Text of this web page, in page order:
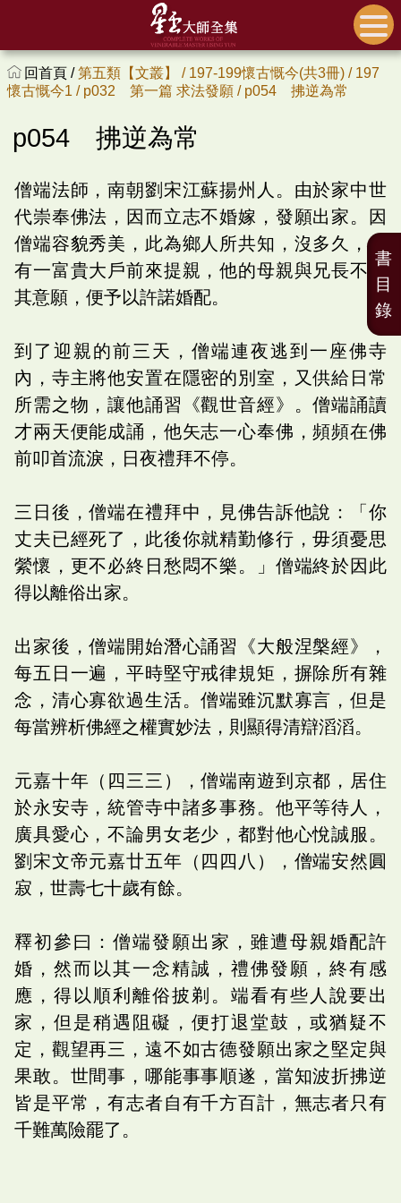
回首頁 /第五類【文叢】 / 197-199懷古慨今(共3冊) / 197
懷古慨今1 / p032 第一篇 求法發願 / p054 拂逆為常
p054 拂逆為常
僧端法師，南朝劉宋江蘇揚州人。由於家中世
代崇奉佛法，因而立志不婚嫁，發願出家。因
僧端容貌秀美，此為鄉人所共知，沒多久，就
有一富貴大戶前來提親，他的母親與兄長不顧
其意願，便予以許諾婚配。
到了迎親的前三天，僧端連夜逃到一座佛寺
內，寺主將他安置在隱密的別室，又供給日常
所需之物，讓他誦習《觀世音經》。僧端誦讀
才兩天便能成誦，他矢志一心奉佛，頻頻在佛
前叩首流淚，日夜禮拜不停。
三日後，僧端在禮拜中，見佛告訴他說：「你
丈夫已經死了，此後你就精勤修行，毋須憂思
縈懷，更不必終日愁悶不樂。」僧端終於因此
得以離俗出家。
出家後，僧端開始潛心誦習《大般涅槃經》，
每五日一遍，平時堅守戒律規矩，摒除所有雜
念，清心寡欲過生活。僧端雖沉默寡言，但是
每當辨析佛經之權實妙法，則顯得清辯滔滔。
元嘉十年（四三三），僧端南遊到京都，居住
於永安寺，統管寺中諸多事務。他平等待人，
廣具愛心，不論男女老少，都對他心悅誠服。
劉宋文帝元嘉廿五年（四四八），僧端安然圓
寂，世壽七十歲有餘。
釋初參曰：僧端發願出家，雖遭母親婚配許
婚，然而以其一念精誠，禮佛發願，終有感
應，得以順利離俗披剃。端看有些人說要出
家，但是稍遇阻礙，便打退堂鼓，或猶疑不
定，觀望再三，遠不如古德發願出家之堅定與
果敢。世間事，哪能事事順遂，當知波折拂逆
皆是平常，有志者自有千方百計，無志者只有
千難萬險罷了。
書
目
錄